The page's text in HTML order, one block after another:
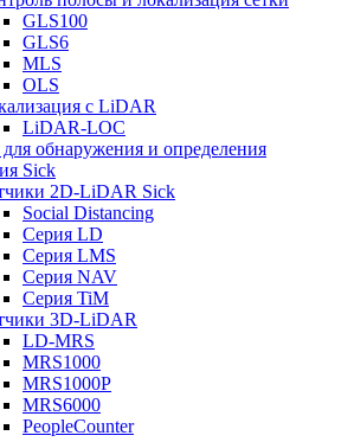
GLS100
GLS6
MLS
OLS
с LiDAR
LiDAR-LOC
обнаружения и определения
Sick
2D-LiDAR Sick
Social Distancing
Серия LD
Серия LMS
Серия NAV
Серия TiM
3D-LiDAR
LD-MRS
MRS1000
MRS1000P
MRS6000
PeopleCounter